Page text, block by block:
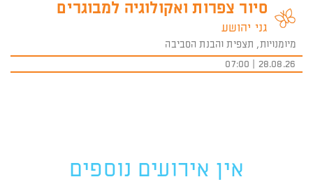
סיור צפרות ואקולוגיה למבוגרים
גני יהושע
מיומנויות, תצפית והבנת הסביבה
28.08.26 | 07:00
אין אירועים נוספים